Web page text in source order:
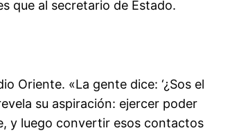
que al secretario de Estado.
Oriente. «La gente dice: ‘¿Sos el
su aspiración: ejercer poder
y luego convertir esos contactos